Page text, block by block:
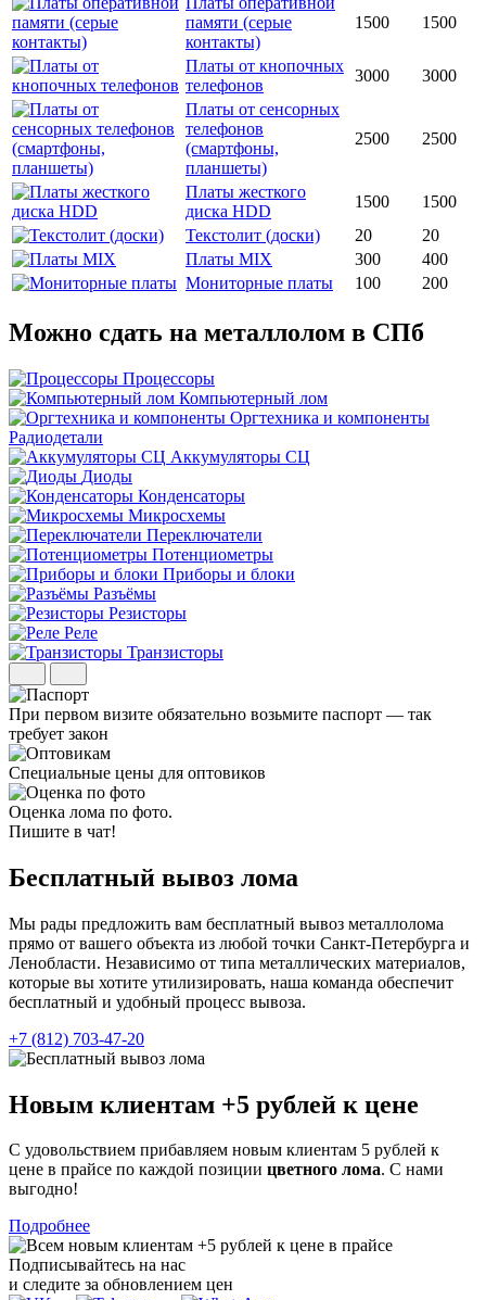
памяти (серые
контакты)
1500 1500
Платы от кнопочных
телефонов
3000
3000
Платы от сенсорных
телефонов
(смартфоны,
планшеты)
2500 2500
Платы жесткого
диска HDD
1500
1500
Текстолит (доски)
20
20
Платы MIX
300
400
Мониторные платы
100 200
Можно сдать на металлолом в СПб
Процессоры
Компьютерный лом
Оргтехника и компоненты
Радиодетали
Аккумуляторы СЦ
Диоды
Конденсаторы
Микросхемы
Переключатели
Потенциометры
Приборы и блоки
Разъёмы
Резисторы
Реле
Транзисторы
При первом визите обязательно возьмите паспорт — так
требует закон
Специальные цены для оптовиков
Оценка лома по фото.
Пишите в чат!
Бесплатный вывоз лома
Мы рады предложить вам бесплатный вывоз металлолома
прямо от вашего объекта из любой точки Санкт-Петербурга и
Ленобласти. Независимо от типа металлических материалов,
которые вы хотите утилизировать, наша команда обеспечит
бесплатный и удобный процесс вывоза.
+7 (812) 703-47-20
Новым клиентам +5 рублей к цене
С удовольствием прибавляем новым клиентам 5 рублей к
цене в прайсе по каждой позиции цветного лома. С нами
выгодно!
Подробнее
Подписывайтесь на нас
и следите за обновлением цен